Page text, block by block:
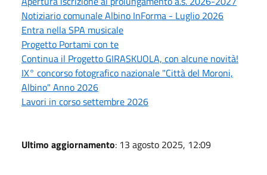
Notiziario comunale Albino InForma - Luglio 2026
Entra nella SPA musicale
Progetto Portami con te
Continua il Progetto GIRASKUOLA, con alcune novità!
IX° concorso fotografico nazionale "Città del Moroni,
Albino" Anno 2026
Lavori in corso settembre 2026
Ultimo aggiornamento: 13 agosto 2025, 12:09